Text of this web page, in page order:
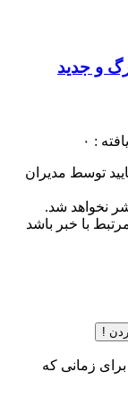
و جدید
: ۰
توسط مدیران
نخواهد شد.
با خبر باشد
!
زمانی که